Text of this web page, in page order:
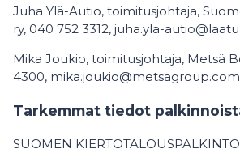
Juha Ylä-Autio, toimitusjohtaja,
ry, 040 752 3312, juha.yla-
Mika Joukio, toimitusjohtaja, Metsä
4300, mika.joukio@metsagroup.com
Tarkemmat tiedot
SUOMEN KIERTOTALOUSPALKINTO